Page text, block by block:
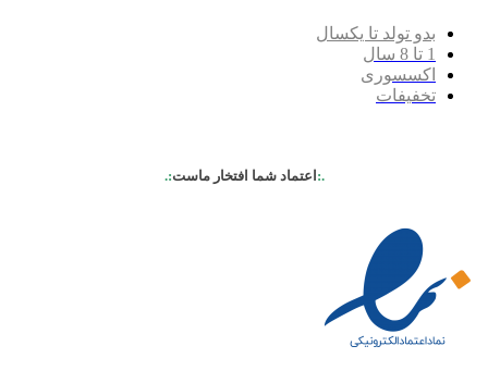
بدو تولد تا یکسال
1 تا 8 سال
اکسسوری
تخفیفات
.:اعتماد شما افتخار ماست:.